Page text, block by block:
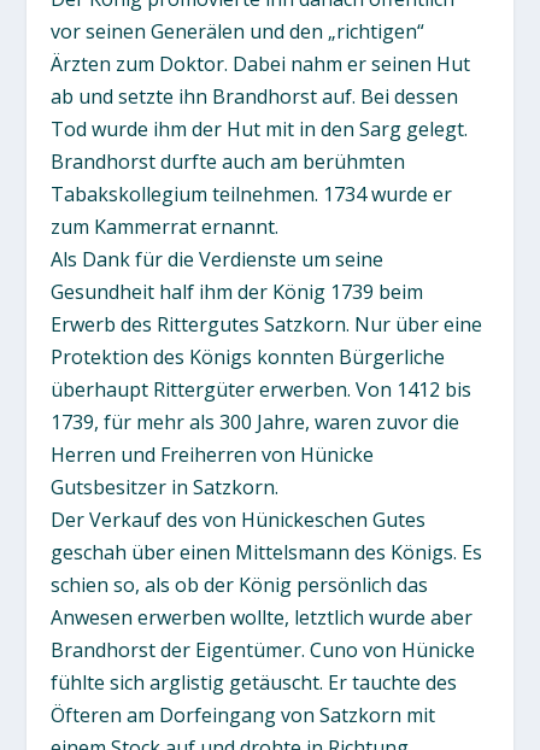
vor seinen Generälen und den „richtigen“
Ärzten zum Doktor. Dabei nahm er seinen Hut
ab und setzte ihn Brandhorst auf. Bei dessen
Tod wurde ihm der Hut mit in den Sarg gelegt.
Brandhorst durfte auch am berühmten
Tabakskollegium teilnehmen. 1734 wurde er
zum Kammerrat ernannt.
Als Dank für die Verdienste um seine
Gesundheit half ihm der König 1739 beim
Erwerb des Rittergutes Satzkorn. Nur über eine
Protektion des Königs konnten Bürgerliche
überhaupt Rittergüter erwerben. Von 1412 bis
1739, für mehr als 300 Jahre, waren zuvor die
Herren und Freiherren von Hünicke
Gutsbesitzer in Satzkorn.
Der Verkauf des von Hünickeschen Gutes
geschah über einen Mittelsmann des Königs. Es
schien so, als ob der König persönlich das
Anwesen erwerben wollte, letztlich wurde aber
Brandhorst der Eigentümer. Cuno von Hünicke
fühlte sich arglistig getäuscht. Er tauchte des
Öfteren am Dorfeingang von Satzkorn mit